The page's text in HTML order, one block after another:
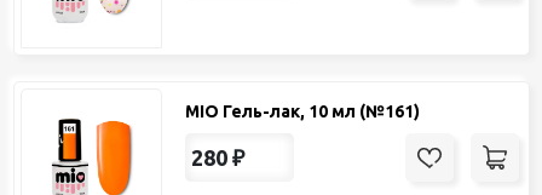
MIO Гель-лак, 10 мл (№161)
280 ₽